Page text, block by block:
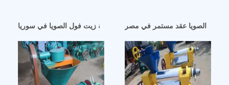
معمل معالجة زيت فول الصويا في سوريافول الصويا عقد مستمر في مصر